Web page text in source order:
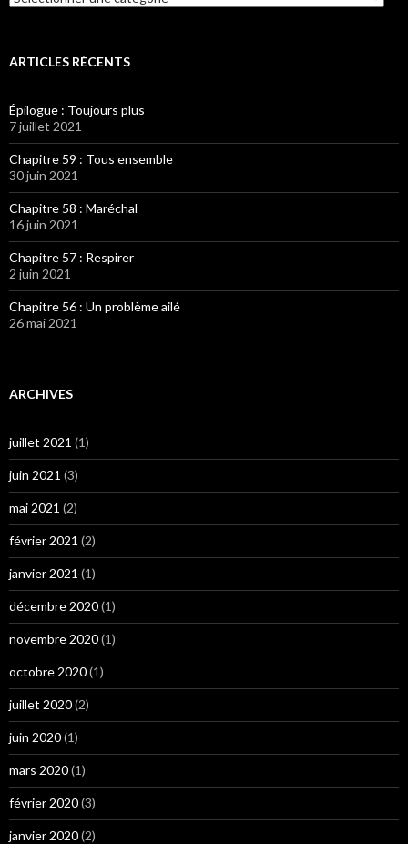
ARTICLES RÉCENTS
Épilogue : Toujours plus
7 juillet 2021
Chapitre 59 : Tous ensemble
30 juin 2021
Chapitre 58 : Maréchal
16 juin 2021
Chapitre 57 : Respirer
2 juin 2021
Chapitre 56 : Un problème ailé
26 mai 2021
ARCHIVES
juillet 2021 (1)
juin 2021 (3)
mai 2021 (2)
février 2021 (2)
janvier 2021 (1)
décembre 2020(1)
novembre 2020(1)
octobre 2020(1)
juillet 2020(2)
juin 2020(1)
mars 2020(1)
février 2020(3)
janvier 2020(2)